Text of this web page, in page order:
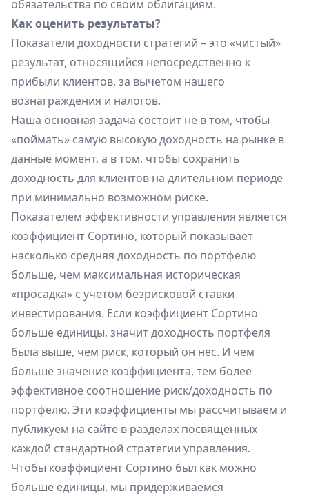
обязательства по своим облигациям.
Как оценить результаты?
Показатели доходности стратегий – это «чистый»
результат, относящийся непосредственно к
прибыли клиентов, за вычетом нашего
вознаграждения и налогов.
Наша основная задача состоит не в том, чтобы
«поймать» самую высокую доходность на рынке в
данные момент, а в том, чтобы сохранить
доходность для клиентов на длительном периоде
при минимально возможном риске.
Показателем эффективности управления является
коэффициент Сортино, который показывает
насколько средняя доходность по портфелю
больше, чем максимальная историческая
«просадка» с учетом безрисковой ставки
инвестирования. Если коэффициент Сортино
больше единицы, значит доходность портфеля
была выше, чем риск, который он нес. И чем
больше значение коэффициента, тем более
эффективное соотношение риск/доходность по
портфелю. Эти коэффициенты мы рассчитываем и
публикуем на сайте в разделах посвященных
каждой стандартной стратегии управления.
Чтобы коэффициент Сортино был как можно
больше единицы, мы придерживаемся